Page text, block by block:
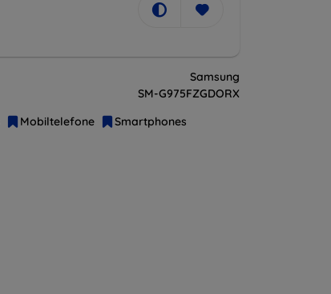
Samsung
SM-G975FZGDORX
Mobiltelefone Smartphones